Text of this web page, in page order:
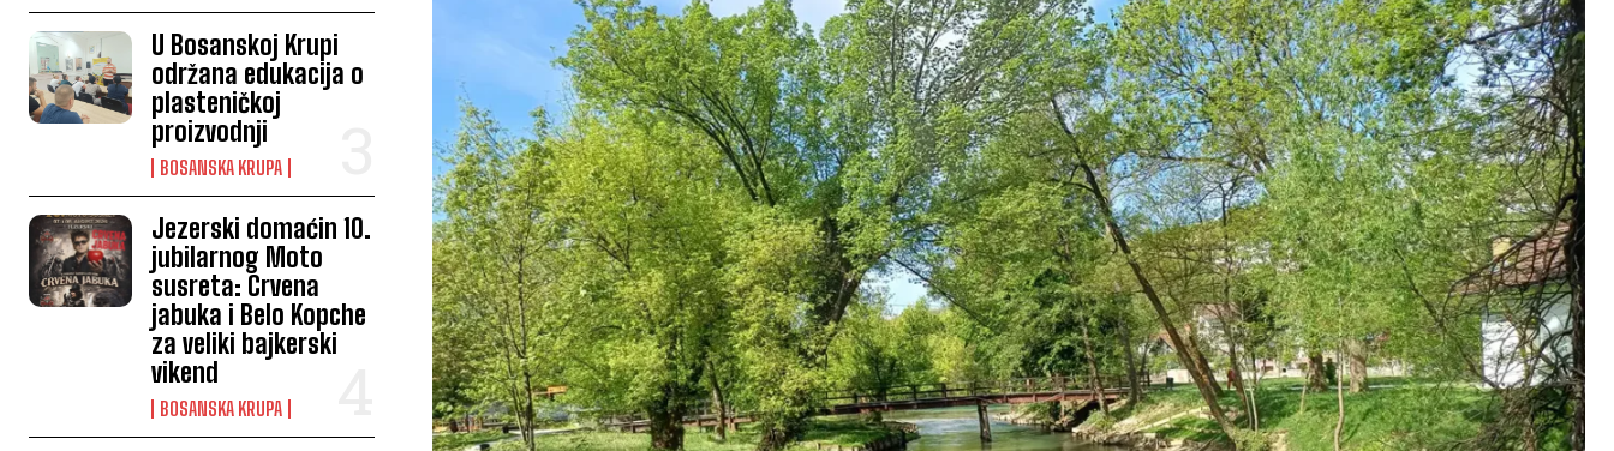
U Bosanskoj Krupi
održana edukacija o
plasteničkoj
proizvodnji
BOSANSKA KRUPA
Jezerski domaćin 10.
jubilarnog Moto
susreta: Crvena
jabuka i Belo Kopche
za veliki bajkerski
vikend
BOSANSKA KRUPA